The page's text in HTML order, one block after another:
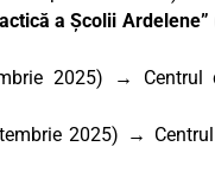
a Școlii Ardelene”
2025) → Centrul
2025) → Centrul